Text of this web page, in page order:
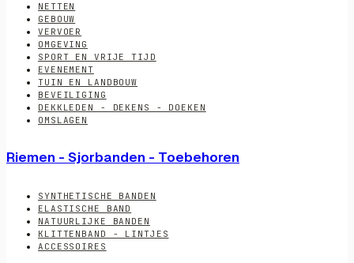
NETTEN
GEBOUW
VERVOER
OMGEVING
SPORT EN VRIJE TIJD
EVENEMENT
TUIN EN LANDBOUW
BEVEILIGING
DEKKLEDEN - DEKENS - DOEKEN
OMSLAGEN
Riemen - Sjorbanden - Toebehoren
SYNTHETISCHE BANDEN
ELASTISCHE BAND
NATUURLIJKE BANDEN
KLITTENBAND - LINTJES
ACCESSOIRES